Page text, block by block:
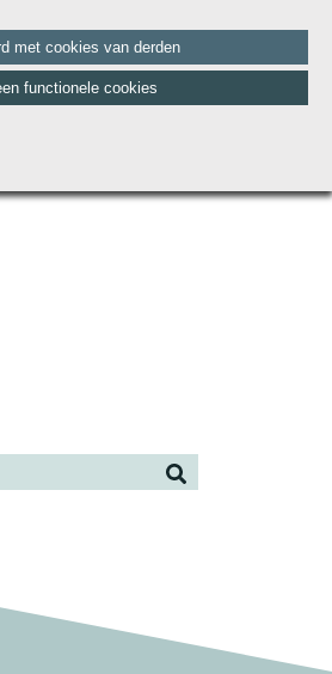
met cookies van derden
functionele cookies